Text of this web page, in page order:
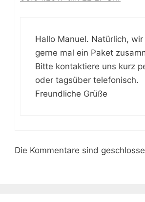
Hallo Manuel. Natürlich, wir
gerne mal ein Paket
Bitte kontaktiere uns kurz
oder tagsüber telefonisch.
Freundliche Grüße
Die Kommentare sind